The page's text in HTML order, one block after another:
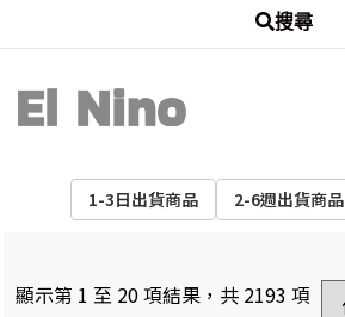
搜尋
1-3日出貨商品 2-6週出貨商品
顯示第 1 至 20 項結果，共 2193 項